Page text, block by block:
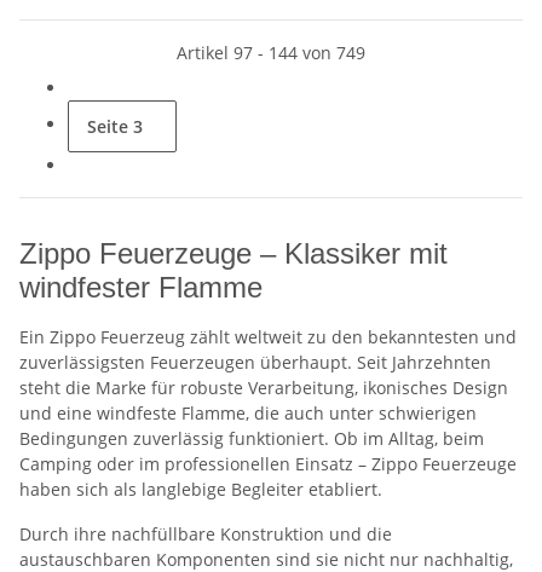
Artikel 97 - 144 von 749
Seite 3
Zippo Feuerzeuge – Klassiker mit
windfester Flamme
Ein Zippo Feuerzeug zählt weltweit zu den bekanntesten und
zuverlässigsten Feuerzeugen überhaupt. Seit Jahrzehnten
steht die Marke für robuste Verarbeitung, ikonisches Design
und eine windfeste Flamme, die auch unter schwierigen
Bedingungen zuverlässig funktioniert. Ob im Alltag, beim
Camping oder im professionellen Einsatz – Zippo Feuerzeuge
haben sich als langlebige Begleiter etabliert.
Durch ihre nachfüllbare Konstruktion und die
austauschbaren Komponenten sind sie nicht nur nachhaltig,